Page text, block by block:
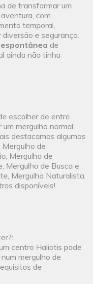
de transformar um
com
temporal,
e segurança.
espontânea de
ainda não tinha
escolher de entre
mergulho normal
destacamos algumas
de
Mergulho de
Mergulho de Busca e
Mergulho Naturalista,
disponíveis!
centro Haliotis pode
mergulho de
de